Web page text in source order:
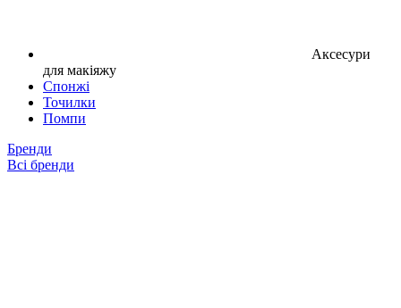
Аксесури
для макіяжу
Спонжі
Точилки
Помпи
Бренди
Всі бренди